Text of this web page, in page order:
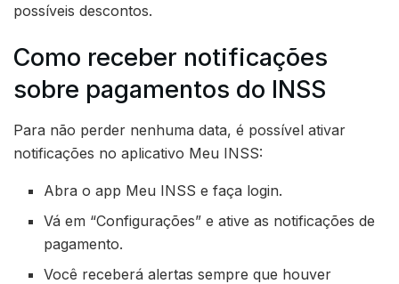
possíveis descontos.
Como receber notificações
sobre pagamentos do INSS
Para não perder nenhuma data, é possível ativar
notificações no aplicativo Meu INSS:
Abra o app Meu INSS e faça login.
Vá em “Configurações” e ative as notificações de
pagamento.
Você receberá alertas sempre que houver